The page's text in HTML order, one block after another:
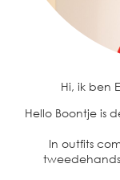
Hi, ik ben
Hello Boontje is
In outfits